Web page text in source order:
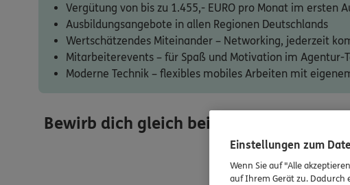
Vergütung von bis zu 1.455,- EURO pro Monat im ersten
Ausbildungsangebote in allen Regionen Deutschlands
Wertschätzendes Miteinander – Networking, jederzeit
Mitarbeiterevents – für Spaß und Motivation im Agentur-
Moderne Technik – flexibles mobiles Arbeiten mit
Bewirb dich gleich bei uns. Menschen
Einstellungen zum
Wenn Sie auf "Alle
auf Ihrem Gerät zu. Dadurch